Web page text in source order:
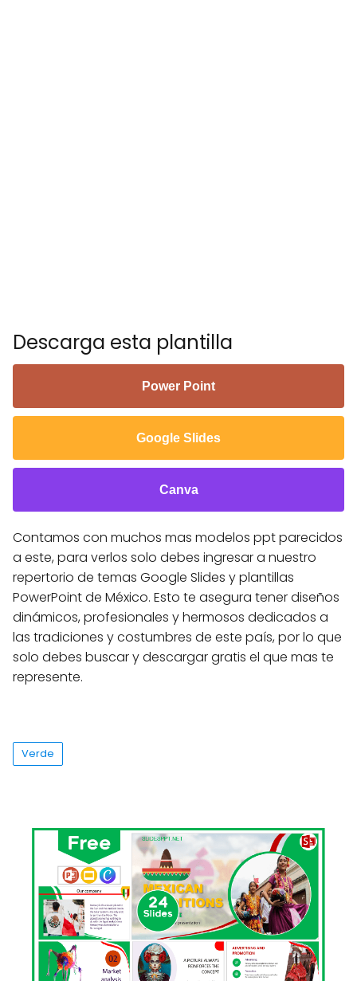
Descarga esta plantilla
Power Point
Google Slides
Canva
Contamos con muchos mas modelos ppt parecidos
a este, para verlos solo debes ingresar a nuestro
repertorio de temas Google Slides y plantillas
PowerPoint de México. Esto te asegura tener diseños
dinámicos, profesionales y hermosos dedicados a
las tradiciones y costumbres de este país, por lo que
solo debes buscar y descargar gratis el que mas te
represente.
Verde